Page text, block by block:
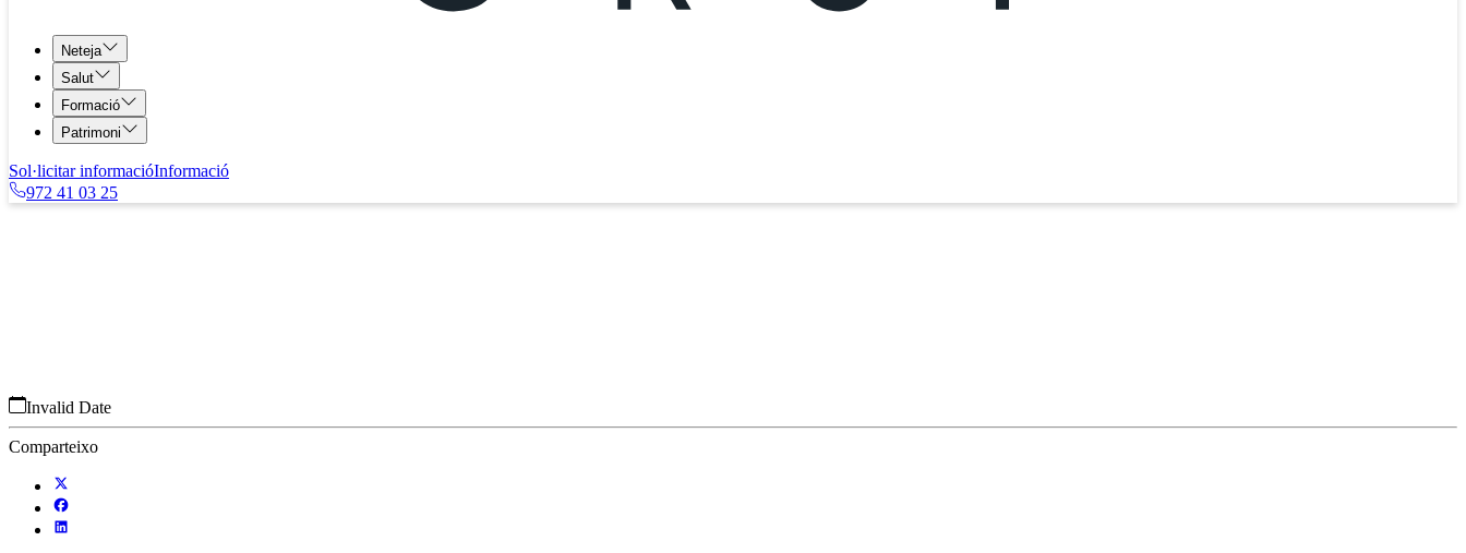
Neteja
Salut
Formació
Patrimoni
Sol·licitar informacióInformació
972 41 03 25
Invalid Date
Comparteixo